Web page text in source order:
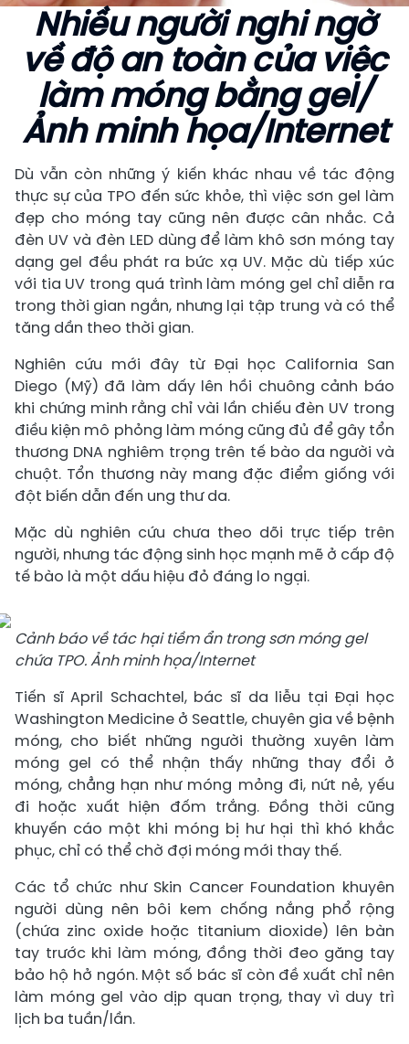
Nhiều người nghi ngờ
về độ an toàn của việc
làm móng bằng gel/
Ảnh minh họa/Internet
Dù vẫn còn những ý kiến khác nhau về tác động
thực sự của TPO đến sức khỏe, thì việc sơn gel làm
đẹp cho móng tay cũng nên được cân nhắc. Cả
đèn UV và đèn LED dùng để làm khô sơn móng tay
dạng gel đều phát ra bức xạ UV. Mặc dù tiếp xúc
với tia UV trong quá trình làm móng gel chỉ diễn ra
trong thời gian ngắn, nhưng lại tập trung và có thể
tăng dần theo thời gian.
Nghiên cứu mới đây từ Đại học California San
Diego (Mỹ) đã làm dấy lên hồi chuông cảnh báo
khi chứng minh rằng chỉ vài lần chiếu đèn UV trong
điều kiện mô phỏng làm móng cũng đủ để gây tổn
thương DNA nghiêm trọng trên tế bào da người và
chuột. Tổn thương này mang đặc điểm giống với
đột biến dẫn đến ung thư da.
Mặc dù nghiên cứu chưa theo dõi trực tiếp trên
người, nhưng tác động sinh học mạnh mẽ ở cấp độ
tế bào là một dấu hiệu đỏ đáng lo ngại.
Cảnh báo về tác hại tiềm ẩn trong sơn móng gel
chứa TPO. Ảnh minh họa/Internet
Tiến sĩ April Schachtel, bác sĩ da liễu tại Đại học
Washington Medicine ở Seattle, chuyên gia về bệnh
móng, cho biết những người thường xuyên làm
móng gel có thể nhận thấy những thay đổi ở
móng, chẳng hạn như móng mỏng đi, nứt nẻ, yếu
đi hoặc xuất hiện đốm trắng. Đồng thời cũng
khuyến cáo một khi móng bị hư hại thì khó khắc
phục, chỉ có thể chờ đợi móng mới thay thế.
Các tổ chức như Skin Cancer Foundation khuyên
người dùng nên bôi kem chống nắng phổ rộng
(chứa zinc oxide hoặc titanium dioxide) lên bàn
tay trước khi làm móng, đồng thời đeo găng tay
bảo hộ hở ngón. Một số bác sĩ còn đề xuất chỉ nên
làm móng gel vào dịp quan trọng, thay vì duy trì
lịch ba tuần/lần.